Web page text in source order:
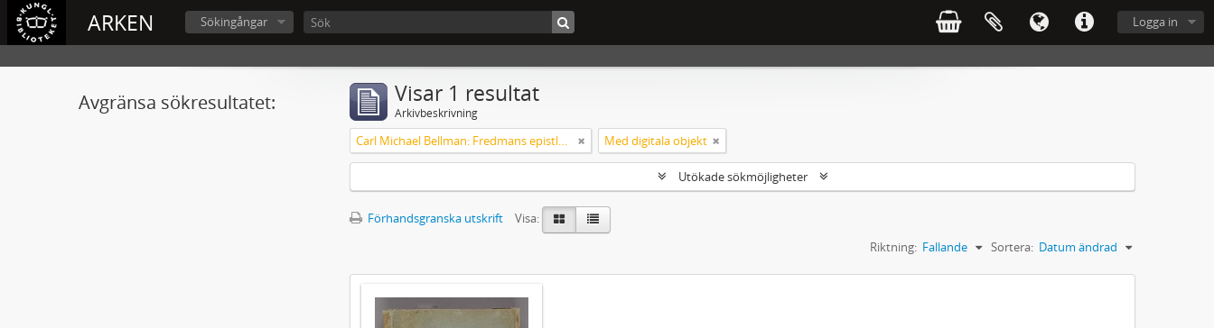
ARKEN Logga in
Sökingångar
Avgränsa sökresultatet: Visar 1 resultat
Arkivbeskrivning
Carl Michael Bellman: Fredmans epistlar m.m. Med digitala objekt
Utökade sökmöjligheter
Förhandsgranska utskrift
Visa:
Sortera: Datum ändrad
Riktning: Fallande